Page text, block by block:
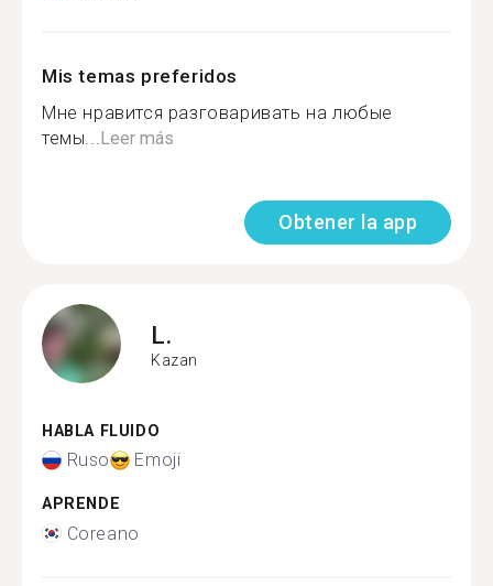
Mis temas preferidos
Мне нравится разговаривать на любые
темы... Leer más
Obtener la app
L.
Kazan
HABLA FLUIDO
Ruso Emoji
APRENDE
Coreano